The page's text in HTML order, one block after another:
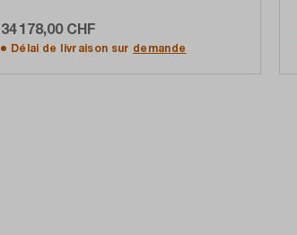
34 178,00 CHF
Délai de livraison sur demande